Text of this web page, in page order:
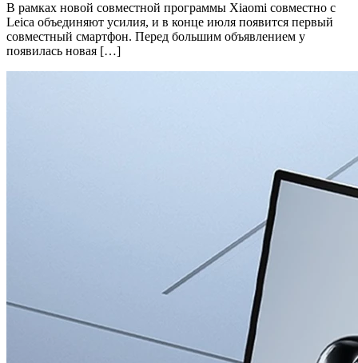
В рамках новой совместной программы Xiaomi совместно с
Leica объединяют усилия, и в конце июля появится первый
совместный смартфон. Перед большим объявлением у
появилась новая […]